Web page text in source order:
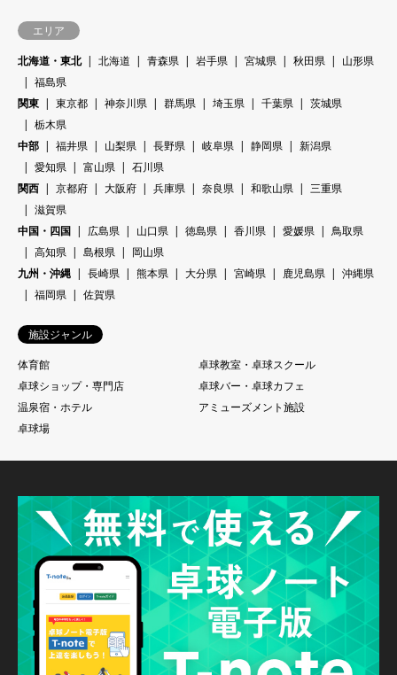
エリア
北海道・東北
北海道 青森県 岩手県 宮城県 秋田県
山形県
福島県
関東
東京都 神奈川県 群馬県 埼玉県 千葉県
茨城県
栃木県
中部
福井県 山梨県 長野県 岐阜県 静岡県
新潟県
愛知県
富山県
石川県
関西
京都府 大阪府 兵庫県 奈良県 和歌山県
三重県
滋賀県
中国・四国
広島県 山口県 徳島県 香川県 愛媛県
鳥取県
高知県
島根県
岡山県
九州・沖縄
長崎県 熊本県 大分県 宮崎県 鹿児島県
沖縄県
福岡県
佐賀県
施設ジャンル
体育館
卓球教室・卓球スクール
卓球ショップ・専門店
卓球バー・卓球カフェ
温泉宿・ホテル
アミューズメント施設
卓球場